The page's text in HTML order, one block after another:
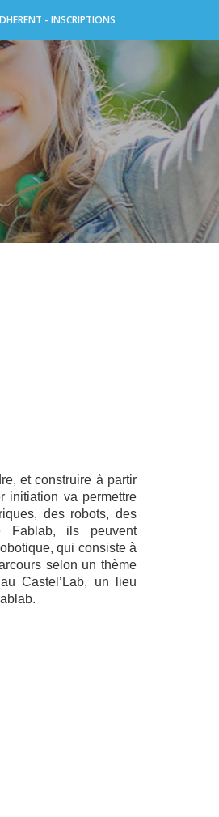
- INSCRIPTIONS
et construire à partir
initiation va permettre
des robots, des
Fablab, ils peuvent
qui consiste à
selon un thème
Castel’Lab, un lieu